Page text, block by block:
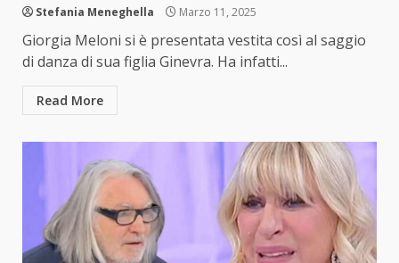
Stefania Meneghella Marzo 11, 2025
Giorgia Meloni si è presentata vestita così al saggio
di danza di sua figlia Ginevra. Ha infatti...
Read More